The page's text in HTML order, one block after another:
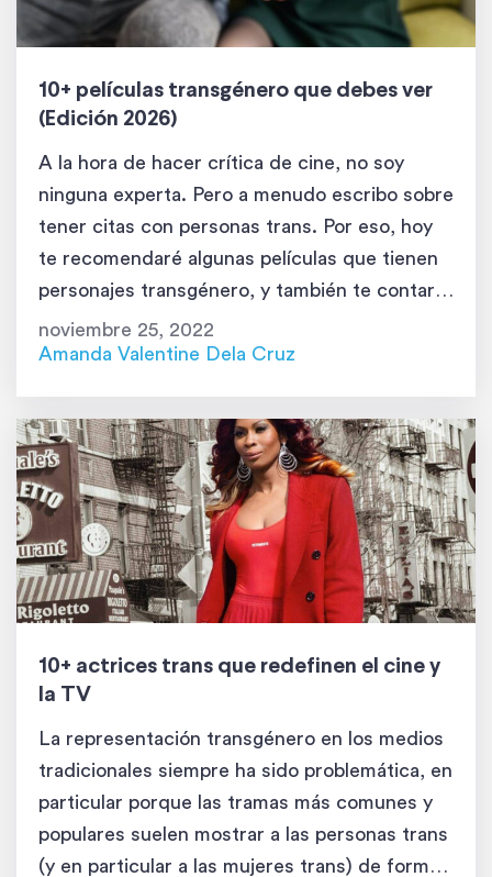
10+ películas transgénero que debes ver
(Edición 2026)
A la hora de hacer crítica de cine, no soy
ninguna experta. Pero a menudo escribo sobre
tener citas con personas trans. Por eso, hoy
te recomendaré algunas películas que tienen
personajes transgénero, y también te contaré
por qué deberías verlas. De más está decir
que puedes ver películas del género que te
noviembre 25, 2022
Amanda Valentine Dela Cruz
10+ actrices trans que redefinen el cine y
la TV
La representación transgénero en los medios
tradicionales siempre ha sido problemática, en
particular porque las tramas más comunes y
populares suelen mostrar a las personas trans
(y en particular a las mujeres trans) de forma